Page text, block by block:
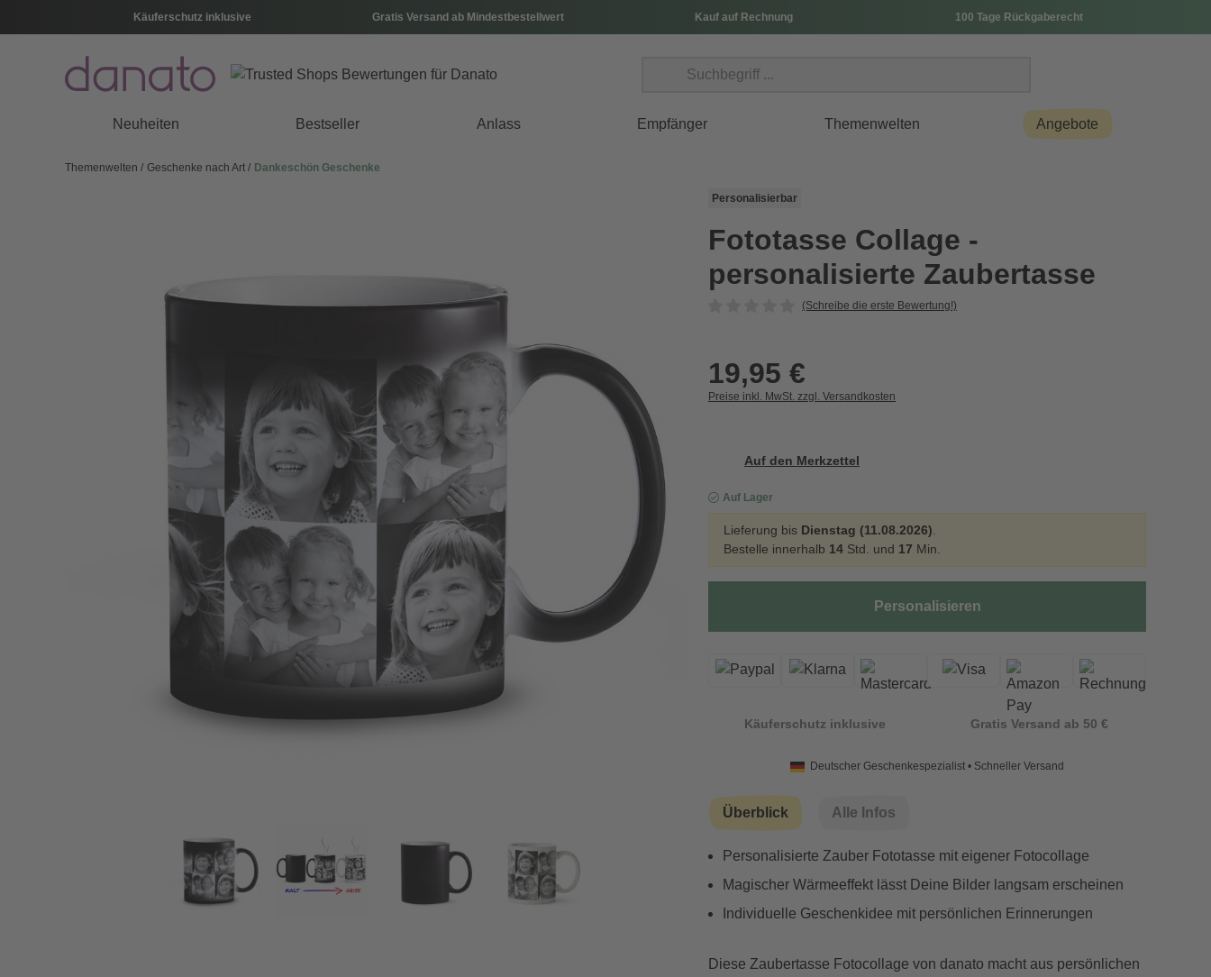
Käuferschutz inklusive Gratis Versand ab Mindestbestellwert Kauf auf Rechnung 100 Tage Rückgaberecht
Neuheiten Bestseller Anlass Empfänger Themenwelten Angebote
Themenwelten Geschenke nach Art Dankeschön Geschenke
Personalisierbar
Fototasse Collage -
personalisierte Zaubertasse
(Schreibe die erste Bewertung!)
19,95 €
Preise inkl. MwSt. zzgl. Versandkosten
Auf den Merkzettel
Auf Lager
Lieferung bis Dienstag (11.08.2026)
Bestelle innerhalb 14 Std. und 17 Min.
Personalisieren
Käuferschutz inklusive Gratis Versand ab 50 €
Deutscher Geschenkespezialist • Schneller Versand
Überblick Alle Infos
Personalisierte Zauber Fototasse mit eigener Fotocollage
Magischer Wärmeeffekt lässt Deine Bilder langsam erscheinen
Individuelle Geschenkidee mit persönlichen Erinnerungen
Diese Zaubertasse Fotocollage von danato macht aus persönlichen